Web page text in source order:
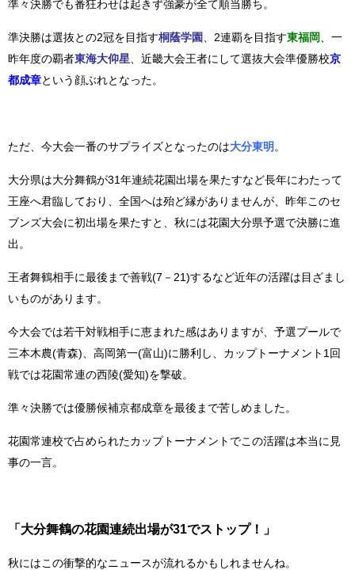
準々決勝でも番狂わせは起きず強豪が全て順当勝ち。
準決勝は選抜との2冠を目指す桐蔭学園 、2連覇を目指す東福岡
、一
昨年度の覇者東海大仰星 、近畿大会王者にして選抜大会準優勝校京
都成章という顔ぶれとなった。
ただ、今大会一番のサプライズとなったのは大分東明 。
大分県は大分舞鶴が31年連続花園出場を果たすなど長年にわたって
王座へ君臨しており、 全国へは殆ど縁がありませんが、昨年このセ
ブンズ大会に初出場を果たすと、秋には花園大分県予選で決勝に進
出。
王者舞鶴相手に最後まで善戦(7－21)するなど近年の活躍は目ざまし
いものがあります。
今大会では若干対戦相手に恵まれた感はありますが、予選プールで
三本木農(青森)、高岡第一(富山)に勝利し、カップトーナメント1回
戦では花園常連の西陵(愛知)を撃破。
準々決勝では優勝候補京都成章を最後まで苦しめました。
花園常連校で占められたカップトーナメントでこの活躍は本当に見
事の一言。
「大分舞鶴の花園連続出場が31でストップ！」
秋にはこの衝撃的なニュースが流れるかもしれませんね。